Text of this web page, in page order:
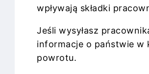
wpływają składki
Jeśli wysyłasz
informacje o państwie w
powrotu.